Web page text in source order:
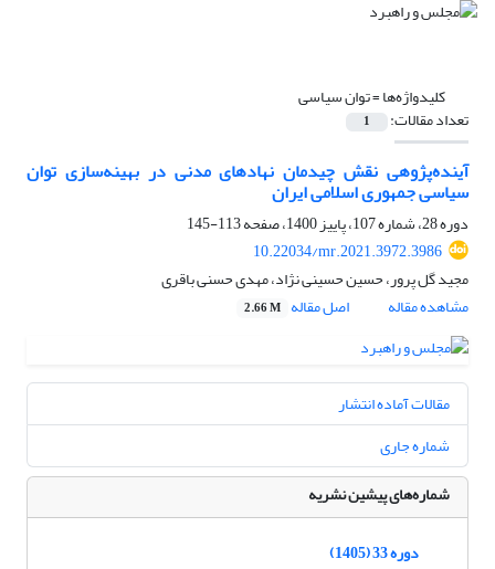
کلیدواژه‌ها =توان سیاسی
تعداد مقالات: 1
آینده‌پژوهی نقش چیدمان نهادهای مدنی در بهینه‌سازی توان
سیاسی جمهوری اسلامی ایران
دوره 28، شماره 107، پاییز 1400، صفحه
113-145
10.22034/mr.2021.3972.3986
مجید گل پرور، حسین حسینی نژاد، مهدی حسنی باقری
مشاهده مقاله
اصل مقاله 2.66 M
مقالات آماده انتشار
شماره جاری
شماره‌های پیشین نشریه
دوره 33 (1405)